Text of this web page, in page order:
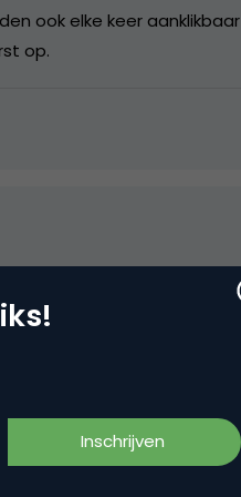
ook elke keer aanklikbaar
op.
geval niet voor het eerst.